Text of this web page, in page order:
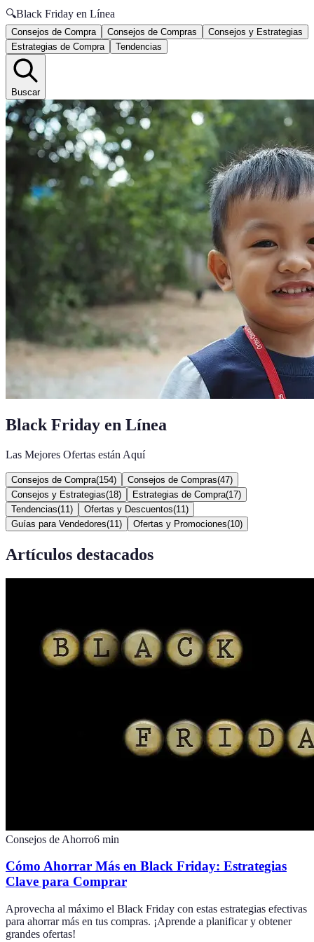
🔍Black Friday en Línea
Consejos de Compra Consejos de Compras
Consejos y Estrategias
Estrategias de Compra
Tendencias
Buscar
Black Friday en Línea
Las Mejores Ofertas están Aquí
Consejos de Compra(154) Consejos de Compras(47)
Consejos y Estrategias(18) Estrategias de Compra(17)
Tendencias(11 ) Ofertas y Descuentos(11 )
Guías para Vendedores(11 ) Ofertas y Promociones(10)
Artículos destacados
Consejos de Ahorro6 min
Cómo Ahorrar Más en Black Friday: Estrategias
Clave para Comprar
Aprovecha al máximo el Black Friday con estas estrategias efectivas
para ahorrar más en tus compras. ¡Aprende a planificar y obtener
grandes ofertas!